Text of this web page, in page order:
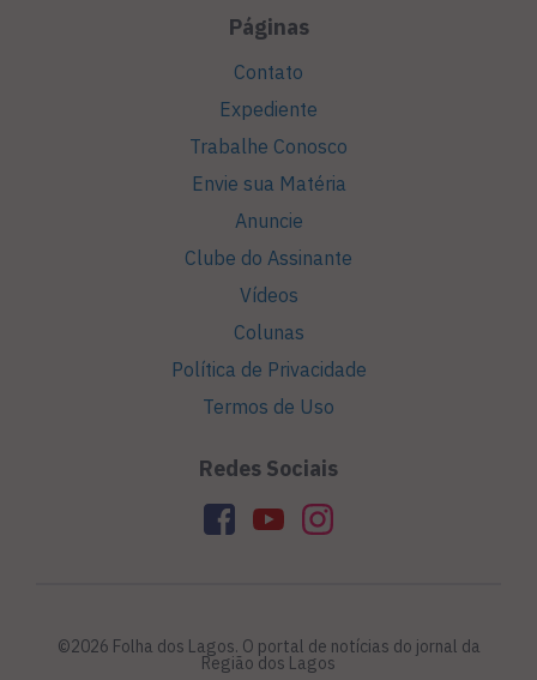
Páginas
Contato
Expediente
Trabalhe Conosco
Envie sua Matéria
Anuncie
Clube do Assinante
Vídeos
Colunas
Política de Privacidade
Termos de Uso
Redes Sociais
©2026 Folha dos Lagos. O portal de notícias do jornal da
Região dos Lagos